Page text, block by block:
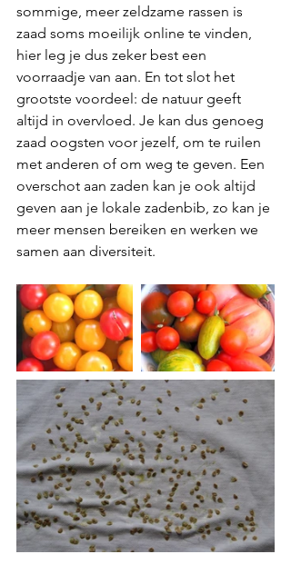
sommige, meer zeldzame rassen is
zaad soms moeilijk online te vinden,
hier leg je dus zeker best een
voorraadje van aan. En tot slot het
grootste voordeel: de natuur geeft
altijd in overvloed. Je kan dus genoeg
zaad oogsten voor jezelf, om te ruilen
met anderen of om weg te geven. Een
overschot aan zaden kan je ook altijd
geven aan je lokale zadenbib, zo kan je
meer mensen bereiken en werken we
samen aan diversiteit.